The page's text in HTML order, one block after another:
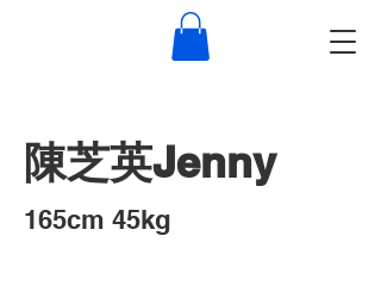
​陳芝英Jenny
​165cm 45kg